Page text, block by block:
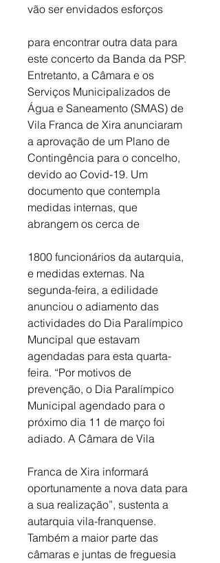
vão ser envidados esforços
para encontrar outra data para
este concerto da Banda da PSP.
Entretanto, a Câmara e os
Serviços Municipalizados de
Água e Saneamento (SMAS) de
Vila Franca de Xira anunciaram
a aprovação de um Plano de
Contingência para o concelho,
devido ao Covid-19. Um
documento que contempla
medidas internas, que
abrangem os cerca de
1800 funcionários da autarquia,
e medidas externas. Na
segunda-feira, a edilidade
anunciou o adiamento das
actividades do Dia Paralímpico
Muncipal que estavam
agendadas para esta quarta-
feira. “Por motivos de
prevenção, o Dia Paralímpico
Municipal agendado para o
próximo dia 11 de março foi
adiado. A Câmara de Vila
Franca de Xira informará
oportunamente a nova data para
a sua realização”, sustenta a
autarquia vila-franquense.
Também a maior parte das
câmaras e juntas de freguesia